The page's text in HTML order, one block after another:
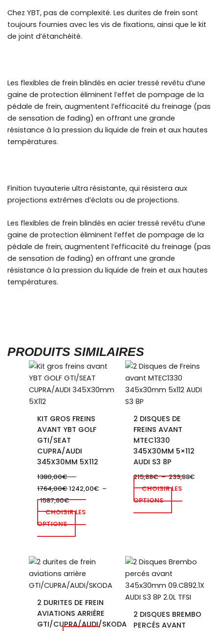
Chez YBT, pas de complexité. Les durites de frein sont
toujours fournies avec les vis de fixations, ainsi que le kit
de joint d’étanchéité.
Les flexibles de frein blindés en acier tressé revêtu d’une
gaine de protection éliminent l’effet de pompage de la
pédale de frein, augmentent l’efficacité du freinage (pas
de sensation de fading) en offrant une grande
résistance à la pression du liquide de frein et aux hautes
températures.
Finition tuyauterie ultra résistante, qui résistera aux
projections extrêmes d’éclats ou de projections.
Les flexibles de frein blindés en acier tressé revêtu d’une
gaine de protection éliminent l’effet de pompage de la
pédale de frein, augmentent l’efficacité du freinage (pas
de sensation de fading) en offrant une grande
résistance à la pression du liquide de frein et aux hautes
températures.
PRODUITS SIMILAIRES
KIT GROS FREINS
AVANT YBT GOLF
GTI/SEAT
CUPRA/AUDI
345X30MM 5X112
1380,00€–
1764,00€
Plage
prix :
1380,00€
1242,00€ –
1587,60€
Plage
de
prix :
1242,00€
CHOISIR LES
OPTIONS
Ce
produit
a
Les
peuvent
être
2 DISQUES DE
FREINS AVANT
MTEC1330
345X30MM 5×112
AUDI S3 8P
215,88€–239,88€
Plage
CHOISIR LES
OPTIONS
Ce
produit
a
Les
peuvent
2 DURITES DE FREIN
AVIATIONS ARRIÈRE
GTI/CUPRA/AUDI/SKODA
Ce
a
variations.
Les
2 DISQUES BREMBO
PERCÉS AVANT